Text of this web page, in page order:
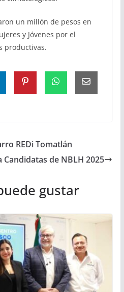
un millón de pesos en
y Jóvenes por el
productivas.
REDi Tomatlán
Candidatas de NBLH 2025
gustar